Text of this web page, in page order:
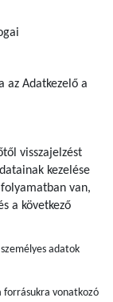
az Adatkezelő a
visszajelzést
kezelése
van,
a következő
adatok
vonatkozó